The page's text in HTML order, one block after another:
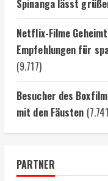
Spinanga lässt
Netflix-Filme
Empfehlungen für
(9.717)
Besucher des
mit den Fäusten
PARTNER